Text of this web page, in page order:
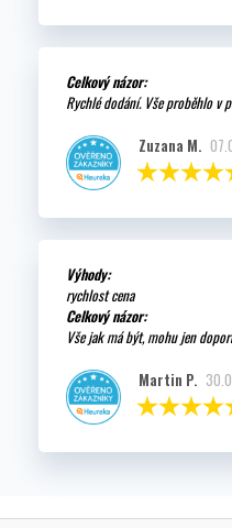
Celkový názor:
Rychlé dodání. Vše proběhlo v
Zuzana M.
Výhody:
rychlost cena
Celkový názor:
Vše jak má být, mohu jen
Martin P.